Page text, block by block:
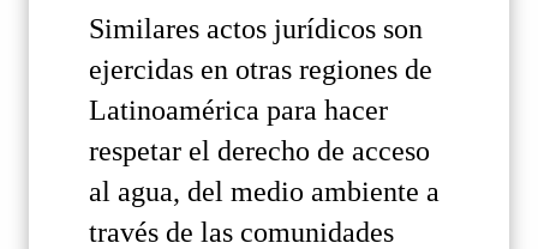
Similares actos jurídicos son
ejercidas en otras regiones de
Latinoamérica para hacer
respetar el derecho de acceso
al agua, del medio ambiente a
través de las comunidades